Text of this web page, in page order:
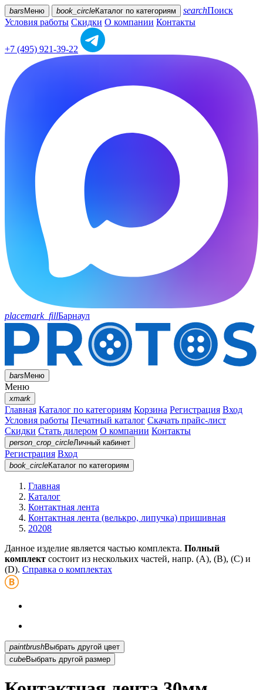
bars Меню book_circleКаталог по категориям searchПоиск
Условия работы Скидки О компании Контакты
+7 (495) 921-39-22
placemark_fillБарнаул
barsМеню
Меню
xmark
Главная Каталог по категориям Корзина Регистрация Вход
Условия работы Печатный каталог Скачать прайс-лист
Скидки Стать дилером О компании Контакты
person_crop_circleЛичный кабинет
Регистрация Вход
book_circleКаталог по категориям
Главная
Каталог
Контактная лента
Контактная лента (велькро, липучка) пришивная
20208
Данное изделие является частью комплекта. Полный
комплект состоит из нескольких частей, напр. (А), (B), (С) и
(D). Справка о комплектах
paintbrush
Выбрать другой цвет
cubeВыбрать другой размер